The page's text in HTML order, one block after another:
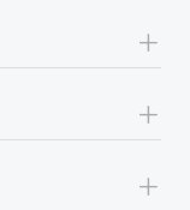
+
+
+